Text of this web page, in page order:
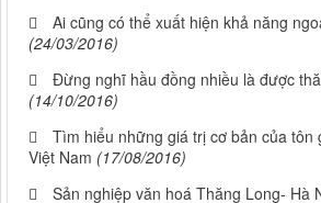
Ai cũng có thể xuất hiện khả năng
(24/03/2016)
Đừng nghĩ hầu đồng nhiều là được
(14/10/2016)
Tìm hiểu những giá trị cơ bản của tôn
Việt Nam (17/08/2016)
Sản nghiệp văn hoá Thăng Long- Hà